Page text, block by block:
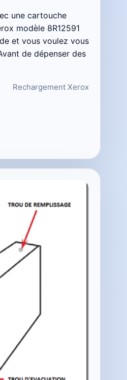
une cartouche
modèle 8R12591
et vous voulez vous
de dépenser des
Rechargement Xerox